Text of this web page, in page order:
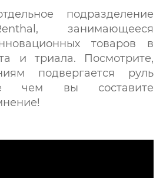
подразделение
занимающееся
товаров в
и триала. Посмотрите,
подвергается руль
чем вы составите